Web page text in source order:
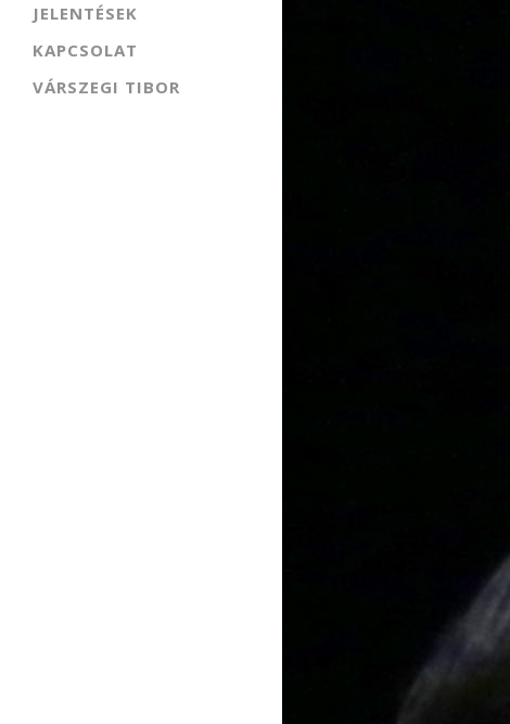
JELENTÉSEK
KAPCSOLAT
VÁRSZEGI TIBOR